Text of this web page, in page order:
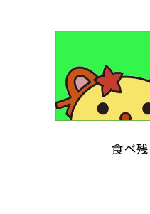
しをなくし